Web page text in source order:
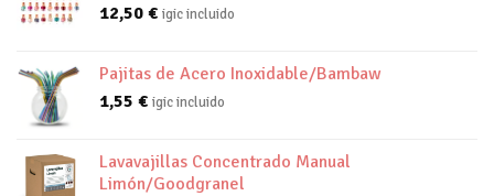
12,50 € igic incluido
Pajitas de Acero Inoxidable/Bambaw
1,55 € igic incluido
Lavavajillas Concentrado Manual
Limón/Goodgranel